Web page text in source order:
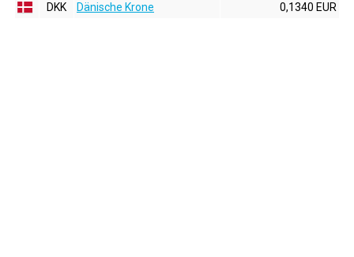
DKK
Dänische Krone 0,1340 EUR